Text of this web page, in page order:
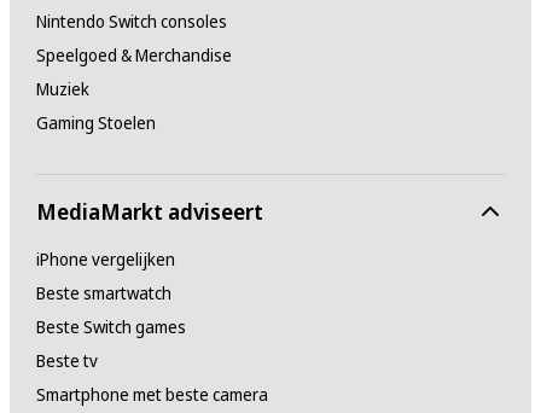
Nintendo Switch consoles
Speelgoed & Merchandise
Muziek
Gaming Stoelen
MediaMarkt adviseert
iPhone vergelijken
Beste smartwatch
Beste Switch games
Beste tv
Smartphone met beste camera